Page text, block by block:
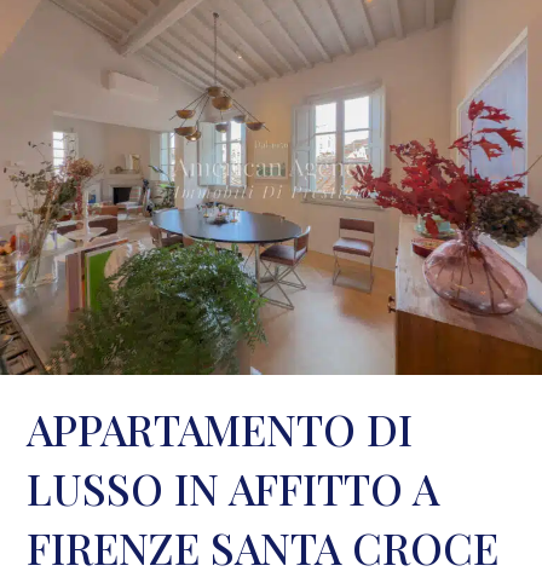
APPARTAMENTO DI
LUSSO IN AFFITTO A
FIRENZE SANTA CROCE